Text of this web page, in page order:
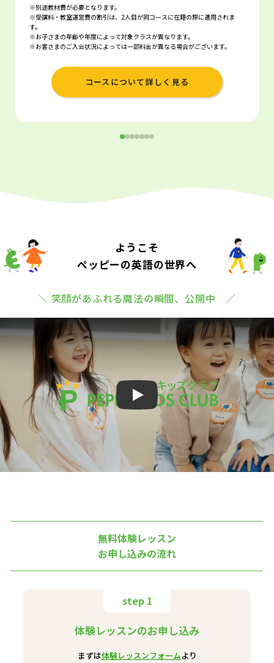
※別途教材費が必要となります。
※受講料・教室運営費の割引は、2人目が同コースに在籍の際に適用されま
す。
※お子さまの年齢や年度によって対象クラスが異なります。
※お客さまのご入会状況によっては一部料金が異なる場合がございます。
コースについて詳しく見る
ようこそ
ペッピーの英語の世界へ
＼ 笑顔があふれる魔法の瞬間、公開中 ／
Play
無料体験レッスン
お申し込みの流れ
step 1
体験レッスンのお申し込み
まずは体験レッスンフォームより